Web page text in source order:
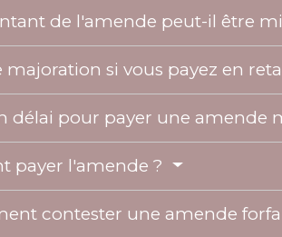
de l'amende peut-il être
si vous payez en
délai pour payer une amende
payer l'amende ?
contester une amende